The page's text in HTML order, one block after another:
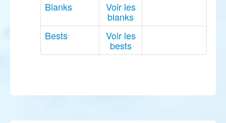
Blanks Voir les
blanks
Bests
Voir les
bests